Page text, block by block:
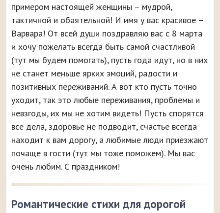
примером настоящей женщины – мудрой,
тактичной и обаятельной! И имя у вас красивое –
Варвара! От всей души поздравляю вас с 8 марта
и хочу пожелать всегда быть самой счастливой
(тут мы будем помогать), пусть года идут, но в них
не станет меньше ярких эмоций, радости и
позитивных переживаний. А вот кто пусть точно
уходит, так это любые переживания, проблемы и
невзгоды, их мы не хотим видеть! Пусть спорятся
все дела, здоровье не подводит, счастье всегда
находит к вам дорогу, а любимые люди приезжают
почаще в гости (тут мы тоже поможем). Мы вас
очень любим. С праздником!
Романтические стихи для дорогой